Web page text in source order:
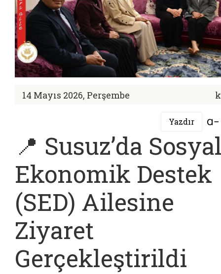
14 Mayıs 2026, Perşembe
Yazdır
📍 Susuz’da
Ekonomik Destek
(SED) Ailesine
Ziyaret
Gerçekleştirildi